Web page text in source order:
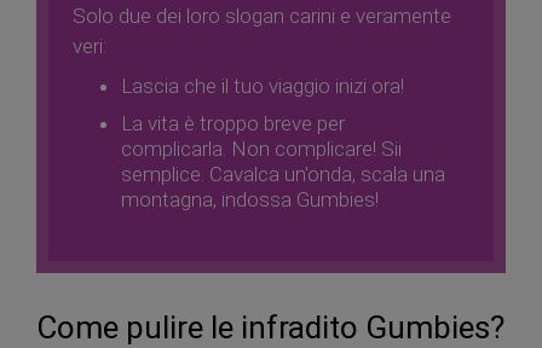
Solo due dei loro slogan carini e veramente
veri:
Lascia che il tuo viaggio inizi ora!
La vita è troppo breve per
complicarla. Non complicare! Sii
semplice. Cavalca un'onda, scala una
montagna, indossa Gumbies!
Come pulire le infradito Gumbies?